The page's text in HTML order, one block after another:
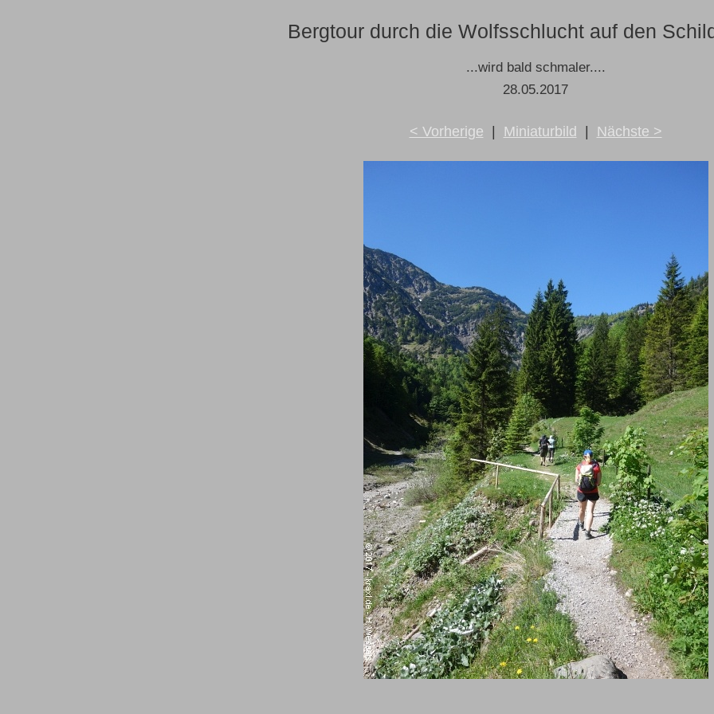
Bergtour durch die Wolfsschlucht auf den
...wird bald schmaler....
28.05.2017
< Vorherige | Miniaturbild | Nächste >